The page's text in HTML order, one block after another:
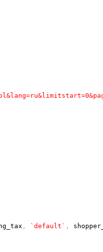
, `default` ,